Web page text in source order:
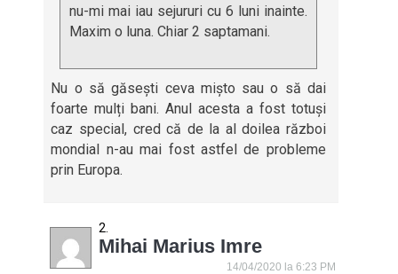
nu-mi mai iau sejururi cu 6 luni inainte.
Maxim o luna. Chiar 2 saptamani.
Nu o să găsești ceva mișto sau o să dai
foarte mulți bani. Anul acesta a fost totuși
caz special, cred că de la al doilea război
mondial n-au mai fost astfel de probleme
prin Europa.
Mihai Marius Imre
14/04/2020 la 6:23 PM